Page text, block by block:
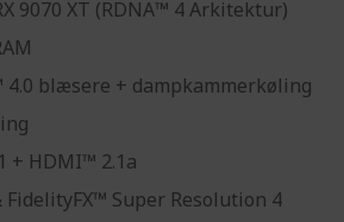
9070 XT (RDNA™ 4 Arkitektur)
4.0 blæsere + dampkammerkøling
+ HDMI™ 2.1a
FidelityFX™ Super Resolution 4